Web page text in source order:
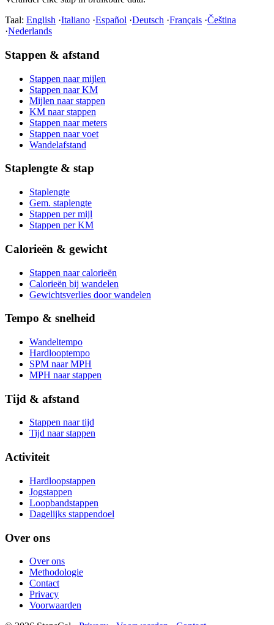
Taal: English ·Italiano ·Español ·Deutsch ·Français ·Čeština
·Nederlands
Stappen & afstand
Stappen naar mijlen
Stappen naar KM
Mijlen naar stappen
KM naar stappen
Stappen naar meters
Stappen naar voet
Wandelafstand
Staplengte & stap
Staplengte
Gem. staplengte
Stappen per mijl
Stappen per KM
Calorieën & gewicht
Stappen naar calorieën
Calorieën bij wandelen
Gewichtsverlies door wandelen
Tempo & snelheid
Wandeltempo
Hardlooptempo
SPM naar MPH
MPH naar stappen
Tijd & afstand
Stappen naar tijd
Tijd naar stappen
Activiteit
Hardloopstappen
Jogstappen
Loopbandstappen
Dagelijks stappendoel
Over ons
Over ons
Methodologie
Contact
Privacy
Voorwaarden